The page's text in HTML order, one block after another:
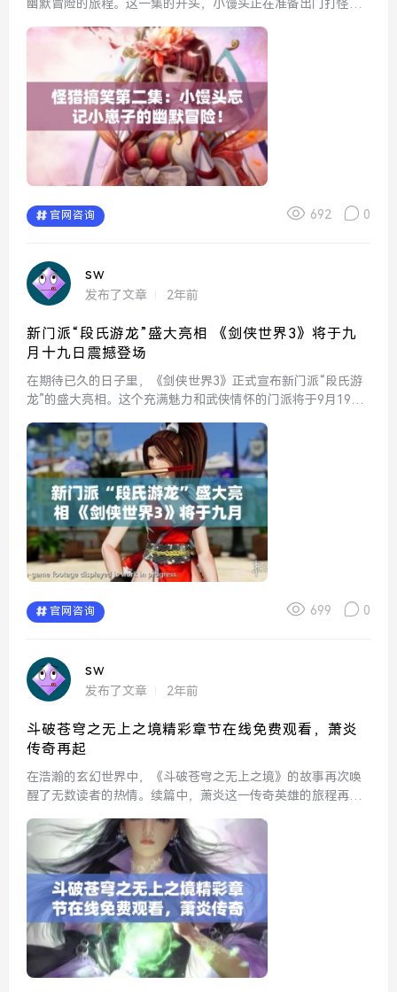
幽默冒险的旅程。这一集的开头，小馒头正在准备出门打怪，
因为他完全忘记了带上他的“小崽子”——那只总是跟在他身后
官网咨询 692 0
sw
发布了文章 2年前
新门派“段氏游龙”盛大亮相 《剑侠世界3》将于九
月十九日震撼登场
在期待已久的日子里，《剑侠世界3》正式宣布新门派“段氏游
龙”的盛大亮相。这个充满魅力和武侠情怀的门派将于9月19日
力。作为剑侠世界中的一部分，段氏游龙注定将会引起玩家们
的热...
官网咨询 699 0
sw
发布了文章 2年前
斗破苍穹之无上之境精彩章节在线免费观看，萧炎
传奇再起
在浩瀚的玄幻世界中，《斗破苍穹之无上之境》的故事再次唤
醒了无数读者的热情。续篇中，萧炎这一传奇英雄的旅程再度
冒险，他不仅要面对强大的敌人，还要经历内心的挣扎和成
长。与此同...